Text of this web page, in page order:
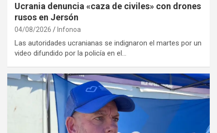
Ucrania denuncia «caza de civiles» con drones
rusos en Jersón
04/08/2026 Infonoa
Las autoridades ucranianas se indignaron el martes por un
video difundido por la policía en el…